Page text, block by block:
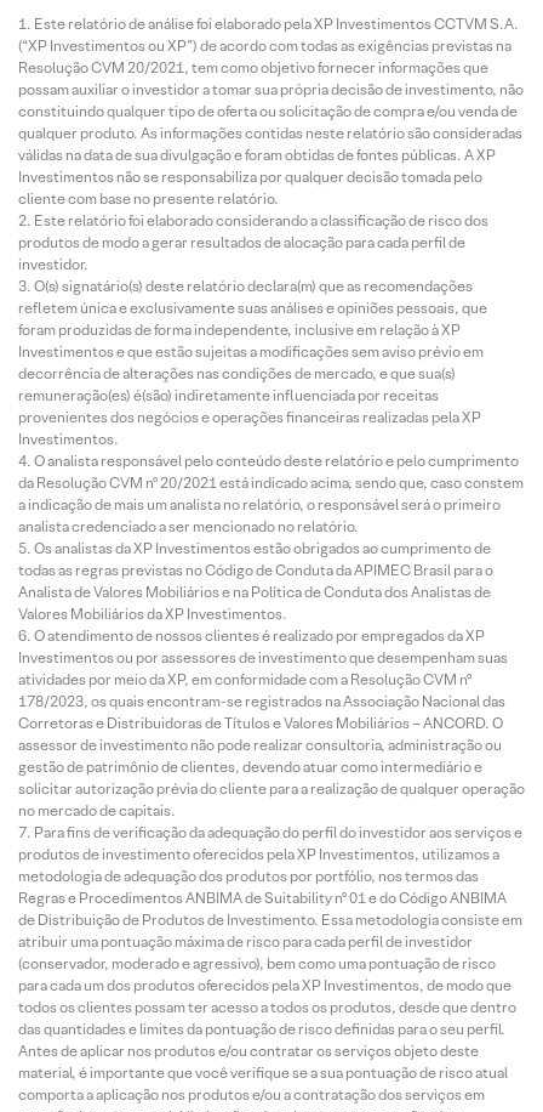
Este relatório de análise foi elaborado pela XP Investimentos CCTVM S.A.
(“XP Investimentos ou XP”) de acordo com todas as exigências previstas na
Resolução CVM 20/2021, tem como objetivo fornecer informações que
possam auxiliar o investidor a tomar sua própria decisão de investimento, não
constituindo qualquer tipo de oferta ou solicitação de compra e/ou venda de
qualquer produto. As informações contidas neste relatório são consideradas
válidas na data de sua divulgação e foram obtidas de fontes públicas. A XP
Investimentos não se responsabiliza por qualquer decisão tomada pelo
cliente com base no presente relatório.
Este relatório foi elaborado considerando a classificação de risco dos
produtos de modo a gerar resultados de alocação para cada perfil de
investidor.
O(s) signatário(s) deste relatório declara(m) que as recomendações
refletem única e exclusivamente suas análises e opiniões pessoais, que
foram produzidas de forma independente, inclusive em relação à XP
Investimentos e que estão sujeitas a modificações sem aviso prévio em
decorrência de alterações nas condições de mercado, e que sua(s)
remuneração(es) é(são) indiretamente influenciada por receitas
provenientes dos negócios e operações financeiras realizadas pela XP
Investimentos.
O analista responsável pelo conteúdo deste relatório e pelo cumprimento
da Resolução CVM nº 20/2021 está indicado acima, sendo que, caso constem
a indicação de mais um analista no relatório, o responsável será o primeiro
analista credenciado a ser mencionado no relatório.
Os analistas da XP Investimentos estão obrigados ao cumprimento de
todas as regras previstas no Código de Conduta da APIMEC Brasil para o
Analista de Valores Mobiliários e na Política de Conduta dos Analistas de
Valores Mobiliários da XP Investimentos.
O atendimento de nossos clientes é realizado por empregados da XP
Investimentos ou por assessores de investimento que desempenham suas
atividades por meio da XP, em conformidade com a Resolução CVM nº
178/2023, os quais encontram-se registrados na Associação Nacional das
Corretoras e Distribuidoras de Títulos e Valores Mobiliários – ANCORD. O
assessor de investimento não pode realizar consultoria, administração ou
gestão de patrimônio de clientes, devendo atuar como intermediário e
solicitar autorização prévia do cliente para a realização de qualquer operação
no mercado de capitais.
Para fins de verificação da adequação do perfil do investidor aos serviços e
produtos de investimento oferecidos pela XP Investimentos, utilizamos a
metodologia de adequação dos produtos por portfólio, nos termos das
Regras e Procedimentos ANBIMA de Suitability nº 01 e do Código ANBIMA
de Distribuição de Produtos de Investimento. Essa metodologia consiste em
atribuir uma pontuação máxima de risco para cada perfil de investidor
(conservador, moderado e agressivo), bem como uma pontuação de risco
para cada um dos produtos oferecidos pela XP Investimentos, de modo que
todos os clientes possam ter acesso a todos os produtos, desde que dentro
das quantidades e limites da pontuação de risco definidas para o seu perfil.
Antes de aplicar nos produtos e/ou contratar os serviços objeto deste
material, é importante que você verifique se a sua pontuação de risco atual
comporta a aplicação nos produtos e/ou a contratação dos serviços em